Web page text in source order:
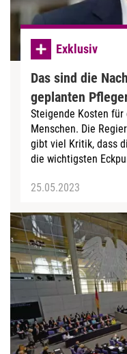
Exklusiv
Das sind die
geplanten
Steigende Kosten
Menschen. Die
gibt viel Kritik, dass
die wichtigsten
25.05.2023